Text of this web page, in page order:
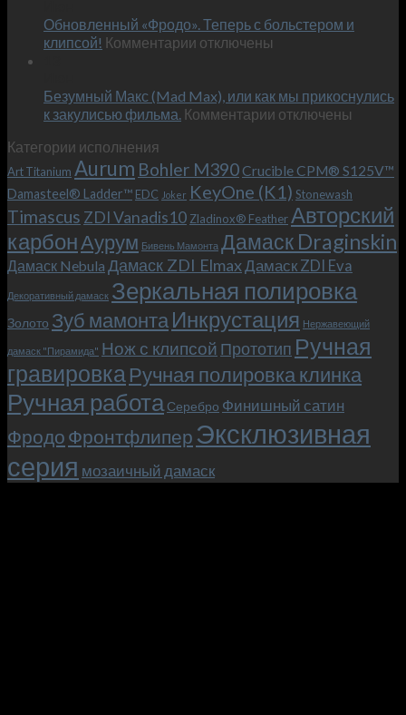
–
и
KeyOne
Обновленный «Фродо». Теперь с больстером и
клипсой! Комментарии к
«Фродо».
Теперь
и
клипсой!
отключены
Безумный Макс (Mad Max), или как мы прикоснулись
к закулисью фильма. Комментарии к
Макс
(Mad
Max),
или
как
мы
прикоснулись
к
фильма.
отключены
Категории исполнения
Art Titanium Aurum Bohler M390Crucible CPM® S125V™
Damasteel® Ladder™ EDC Joker KeyOne (K1) Stonewash
Timascus ZDI Vanadis10 Zladinox® FeatherАвторский
карбонАурум Бивень Мамонта Дамаск Draginskin
Дамаск Nebula Дамаск ZDI ElmaxДамаск ZDI Eva
Декоративный дамаск Зеркальная полировка
Золото Зуб мамонтаИнкрустация Нержавеющий
дамаск "Пирамида" Нож с клипсой Прототип Ручная
гравировкаРучная полировка клинка
Ручная работа Серебро Финишный сатин
Фродо Фронтфлипер Эксклюзивная
серия мозаичный дамаск